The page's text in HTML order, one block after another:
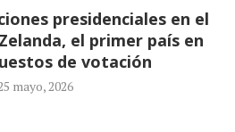
presidenciales en el
el primer país en
de votación
mayo, 2026